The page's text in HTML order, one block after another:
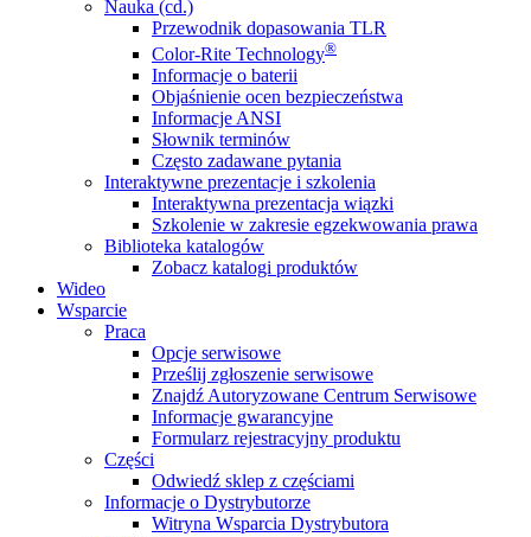
Nauka (cd.)
Przewodnik dopasowania TLR
Color-Rite Technology®
Informacje o baterii
Objaśnienie ocen bezpieczeństwa
Informacje ANSI
Słownik terminów
Często zadawane pytania
Interaktywne prezentacje i szkolenia
Interaktywna prezentacja wiązki
Szkolenie w zakresie egzekwowania prawa
Biblioteka katalogów
Zobacz katalogi produktów
Wideo
Wsparcie
Praca
Opcje serwisowe
Prześlij zgłoszenie serwisowe
Znajdź Autoryzowane Centrum Serwisowe
Informacje gwarancyjne
Formularz rejestracyjny produktu
Części
Odwiedź sklep z częściami
Informacje o Dystrybutorze
Witryna Wsparcia Dystrybutora